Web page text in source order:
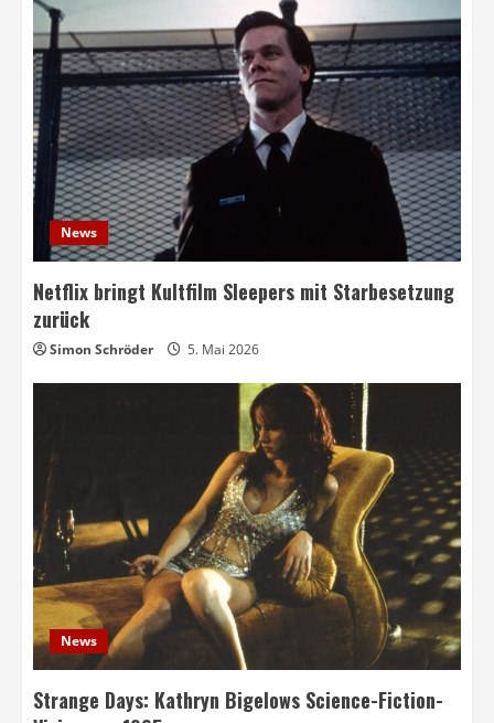
News
Netflix bringt Kultfilm Sleepers mit Starbesetzung
zurück
Simon Schröder 5. Mai 2026
News
Strange Days: Kathryn Bigelows Science-Fiction-